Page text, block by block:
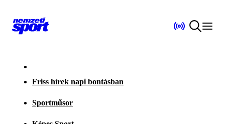
Friss hírek napi bontásban
Sportműsor